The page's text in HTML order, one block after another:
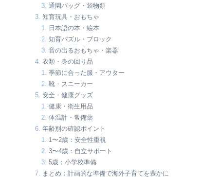
通園バッグ・袋物類
知育玩具・おもちゃ
日本語の本・絵本
知育パズル・ブロック
音の出るおもちゃ・楽器
衣類・身の回り品
季節に合った服・アウター
靴・スニーカー
安全・健康グッズ
健康・衛生用品
体温計・常備薬
年齢別の確認ポイント
1〜2歳：安全性重視
3〜4歳：自立サポート
5歳：小学校準備
まとめ：計画的な準備で海外子育てを豊かに